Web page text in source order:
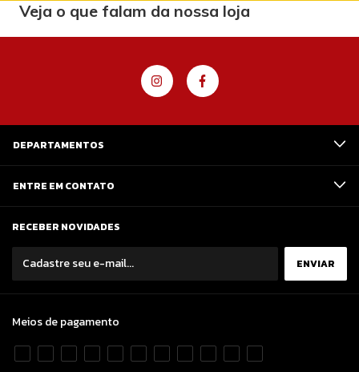
Veja o que falam da nossa loja
DEPARTAMENTOS
ENTRE EM CONTATO
RECEBER NOVIDADES
Meios de pagamento